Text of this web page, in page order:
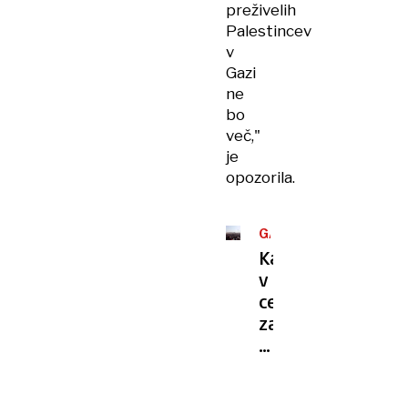
preživelih
Palestincev
v
Gazi
ne
bo
več,"
je
opozorila.
GAZA
Kaos
v
centru
za
razdeljevanje